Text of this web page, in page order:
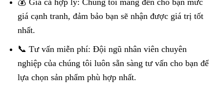
💰 Giá cả hợp lý: Chúng tôi mang đến cho bạn mức
giá cạnh tranh, đảm bảo bạn sẽ nhận được giá trị tốt
nhất.
📞 Tư vấn miễn phí: Đội ngũ nhân viên chuyên
nghiệp của chúng tôi luôn sẵn sàng tư vấn cho bạn để
lựa chọn sản phẩm phù hợp nhất.